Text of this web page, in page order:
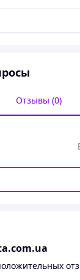
260
182
Отзывы (0)